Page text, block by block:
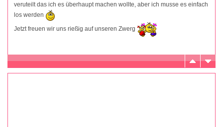
veruteilt das ich es überhaupt machen wollte, aber ich musse es einfach
los werden
Jetzt freuen wir uns rießig auf unseren Zwerg